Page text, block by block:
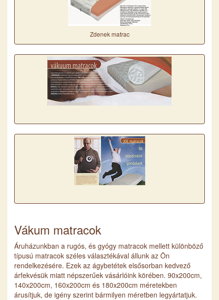
Zdenek matrac
Vákum matracok
Áruházunkban a rugós, és gyógy matracok mellett különböző
típusú matracok széles választékával állunk az Ön
rendelkezésére. Ezek az ágybetétek elsősorban kedvező
árfekvésük miatt népszerűek vásárlóink körében. 90x200cm,
140x200cm, 160x200cm és 180x200cm méretekben
árusítjuk, de igény szerint bármilyen méretben legyártatjuk.